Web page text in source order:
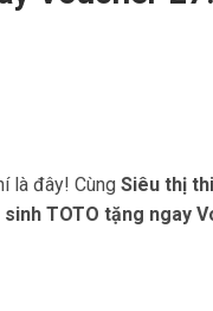
là đây! Cùng Siêu thị
TOTO tặng ngay